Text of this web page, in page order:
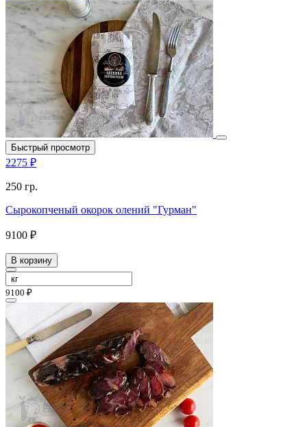
Быстрый просмотр
2275 ₽
250 гр.
Сырокопченый окорок олений "Гурман"
9100 ₽
В корзину
9100 ₽